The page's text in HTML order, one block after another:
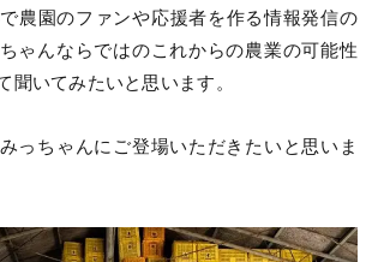
農園のファンや応援者を作る情報発信の
ゃんならではのこれからの農業の可能性
聞いてみたいと思います。
っちゃんにご登場いただきたいと思いま